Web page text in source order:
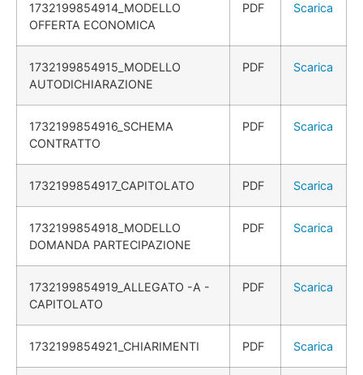
1732199854914_MODELLO
OFFERTA ECONOMICA
PDF Scarica
1732199854915_MODELLO
AUTODICHIARAZIONE
PDF Scarica
1732199854916_SCHEMA
CONTRATTO
PDF Scarica
1732199854917_CAPITOLATO PDF Scarica
1732199854918_MODELLO
DOMANDA PARTECIPAZIONE
PDF Scarica
1732199854919_ALLEGATO -A -
CAPITOLATO
PDF Scarica
1732199854921_CHIARIMENTI PDF Scarica